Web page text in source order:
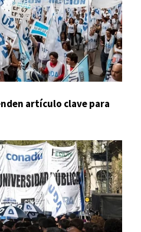
artículo clave para